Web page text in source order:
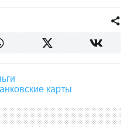
#Банковские карты